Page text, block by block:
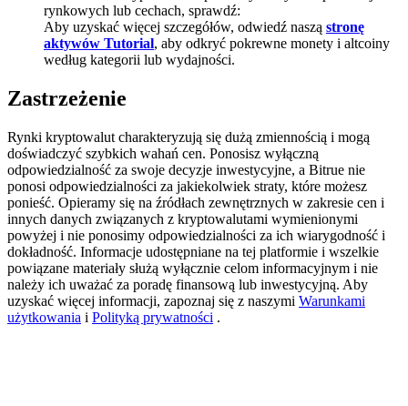
Deposit CASHCAT & Win
Share 500000 CASHCAT prize pool
Exclusive for BitMart Users
Register & Trade to Win 500,000 USDT
Precious Metals Trading Carnival
Trade Gold & Silver · 33,333 USDT Bonus
rynkowych lub cechach, sprawdź:
Aby uzyskać więcej szczegółów, odwiedź naszą stronę
aktywów Tutorial, aby odkryć pokrewne monety i altcoiny
według kategorii lub wydajności.
Zastrzeżenie
Rynki kryptowalut charakteryzują się dużą zmiennością i mogą
doświadczyć szybkich wahań cen. Ponosisz wyłączną
odpowiedzialność za swoje decyzje inwestycyjne, a Bitrue nie
ponosi odpowiedzialności za jakiekolwiek straty, które możesz
ponieść. Opieramy się na źródłach zewnętrznych w zakresie cen i
innych danych związanych z kryptowalutami wymienionymi
powyżej i nie ponosimy odpowiedzialności za ich wiarygodność i
dokładność. Informacje udostępniane na tej platformie i wszelkie
powiązane materiały służą wyłącznie celom informacyjnym i nie
należy ich uważać za poradę finansową lub inwestycyjną. Aby
uzyskać więcej informacji, zapoznaj się z naszymi Warunkami
użytkowania i Polityką prywatności .